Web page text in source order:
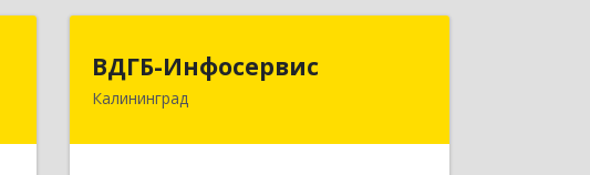
ВДГБ-Инфосервис
Калининград
ВДГБ-Инфосервис
236029, Калининградская обл,